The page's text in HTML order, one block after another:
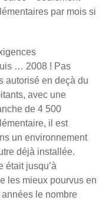
par mois si
… 2008 ! Pas
autorisé en deçà du
avec une
de 4 500
il est
un environnement
déjà installée.
était jusqu’à
les mieux pourvus en
le nombre